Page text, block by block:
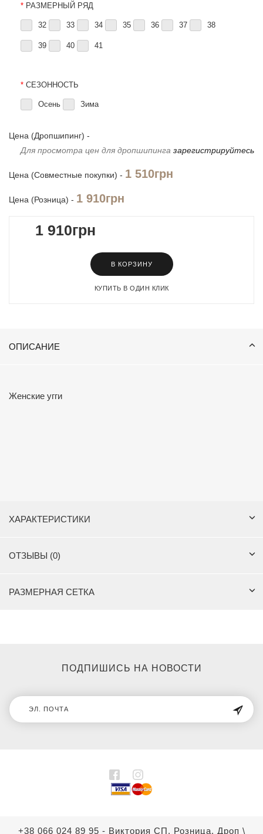
* РАЗМЕРНЫЙ РЯД
32 33 34 35 36 37 38
39 40 41
* СЕЗОННОСТЬ
Осень Зима
Цена (Дропшипинг) -
Для просмотра цен для дропшипинга зарегистрируйтесь
Цена (Совместные покупки) - 1 510грн
Цена (Розница) - 1 910грн
1 910грн
В КОРЗИНУ
КУПИТЬ В ОДИН КЛИК
ОПИСАНИЕ
Женские угги
ХАРАКТЕРИСТИКИ
ОТЗЫВЫ (0)
РАЗМЕРНАЯ СЕТКА
ПОДПИШИСЬ НА НОВОСТИ
+38 066 024 89 95 - Виктория СП, Розница, Дроп \